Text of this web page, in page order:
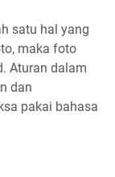
satu hal yang
maka foto
Aturan dalam
dan
pakai bahasa